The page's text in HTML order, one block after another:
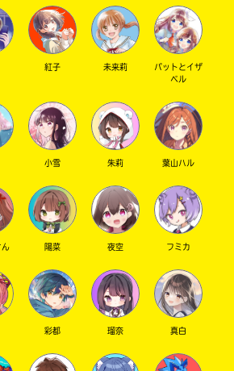
麦茶も日本茶も･･･御抹茶
ませんか？
ど･･･明日出校日なんだよぉぉ
おめ！＃ことよろ！ さん ／ 女性 ／ 中
日あるの！？ 行ってらっしゃい！
紅子 未来莉
パットとイザ
ベル
小雪 朱莉 葉山ハル
ん 陽菜 夜空 フミカ
彩都 瑠奈 真白